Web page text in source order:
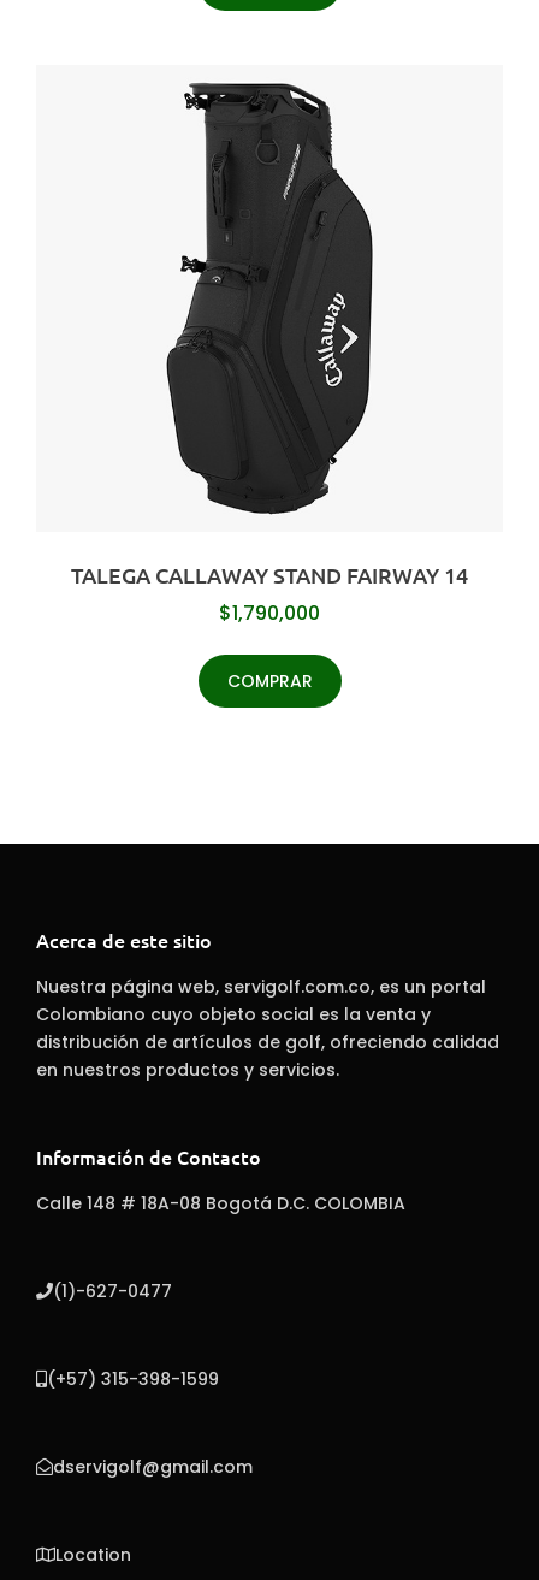
TALEGA CALLAWAY STAND FAIRWAY 14
$1,790,000
COMPRAR
Acerca de este sitio
Nuestra página web, servigolf.com.co, es un portal
Colombiano cuyo objeto social es la venta y
distribución de artículos de golf, ofreciendo calidad
en nuestros productos y servicios.
Información de Contacto
Calle 148 # 18A-08 Bogotá D.C. COLOMBIA
(1)-627-0477
(+57) 315-398-1599
dservigolf@gmail.com
Location